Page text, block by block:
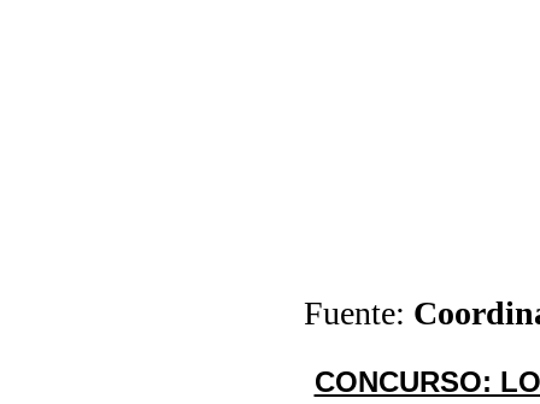
Fuente:
CONCURSO: